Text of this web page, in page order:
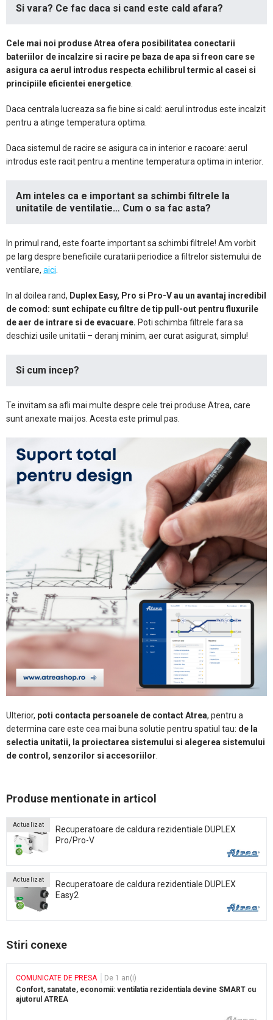
Si vara? Ce fac daca si cand este cald afara?
Cele mai noi produse Atrea ofera posibilitatea conectarii
bateriilor de incalzire si racire pe baza de apa si freon care se
asigura ca aerul introdus respecta echilibrul termic al casei si
principiile eficientei energetice
Daca centrala lucreaza sa fie bine si cald: aerul introdus este incalzit
pentru a atinge temperatura optima.
Daca sistemul de racire se asigura ca in interior e racoare: aerul
introdus este racit pentru a mentine temperatura optima in interior.
Am inteles ca e important sa schimbi filtrele la
unitatile de ventilatie… Cum o sa fac asta?
In primul rand, este foarte important sa schimbi filtrele! Am vorbit
pe larg despre beneficiile curatarii periodice a filtrelor sistemului de
ventilare, aici
In al doilea rand, Duplex Easy, Pro si Pro-V au un avantaj incredibil
de comod: sunt echipate cu filtre de tip pull-out pentru fluxurile
de aer de intrare si de evacuare. Poti schimba filtrele fara sa
deschizi usile unitatii – deranj minim, aer curat asigurat, simplu!
Si cum incep?
Te invitam sa afli mai multe despre cele trei produse Atrea, care
sunt anexate mai jos. Acesta este primul pas.
Ulterior, poti contacta persoanele de contact Atrea, pentru a
determina care este cea mai buna solutie pentru spatiul tau: de la
selectia unitatii, la proiectarea sistemului si alegerea sistemului
de control, senzorilor si accesoriilor
Produse mentionate in articol
Actualizat
Recuperatoare de caldura rezidentiale DUPLEX
Pro/Pro-V
Actualizat
Recuperatoare de caldura rezidentiale DUPLEX
Easy2
Stiri conexe
COMUNICATE DE PRESA
De 1 an(i)
Confort, sanatate, economii: ventilatia rezidentiala devine SMART cu
ajutorul ATREA